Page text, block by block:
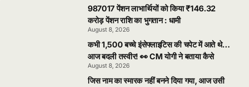
987017 पेंशन लाभार्थियों को किया ₹146.32
करोड़ पेंशन राशि का भुगतान : धामी
August 8, 2026
कभी 1,500 बच्चे इंसेफ्लाइटिस की चपेट में आते थे…
आज बदली तस्वीर! 👀 CM योगी ने बताया कैसे
August 8, 2026
जिस नाम का स्मारक नहीं बनने दिया गया, आज उसी